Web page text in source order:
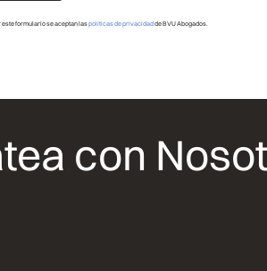
este formulario se aceptan laspolíticas de privacidadde BVU Abogados.
con